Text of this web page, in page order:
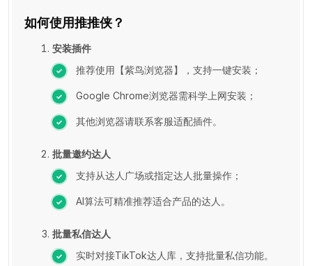
如何使用推推侠？
安装插件
推荐使用【紫鸟浏览器】，支持一键安装；
Google Chrome浏览器需科学上网安装；
其他浏览器请联系客服适配插件。
批量邀约达人
支持从达人广场或指定达人批量操作；
AI算法可精准推荐适合产品的达人。
批量私信达人
实时对接TikTok达人库，支持批量私信功能。